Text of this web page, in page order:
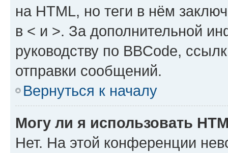
на HTML, но теги в нём
в < и >. За дополнительной
руководству по BBCode,
отправки сообщений.
Вернуться к началу
Могу ли я использовать
Нет. На этой конференции